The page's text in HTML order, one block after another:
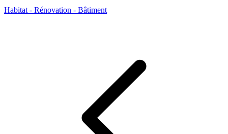
Habitat - Rénovation - Bâtiment